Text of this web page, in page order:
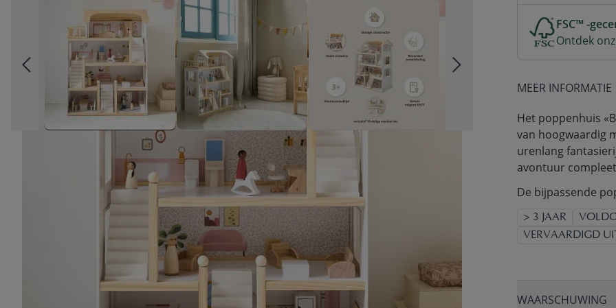
FSC™ -
Ontdek
MEER INFORMATIE
Het poppenhuis
van hoogwaardig
urenlang
avontuur
De bijpassende
> 3 JAAR
VERVAARDIGD
WAARSCHUWING